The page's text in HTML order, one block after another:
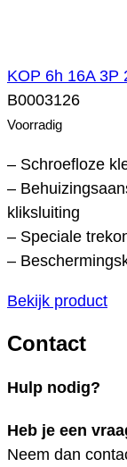
KOP 6h 16A 3P
B0003126
Voorradig
– Schroefloze
–
kliksluiting
– Speciale
–
Bekijk product
Contact
Hulp nodig?
Heb je een
Neem dan